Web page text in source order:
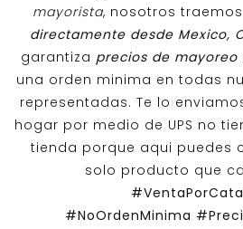
mayorista, nosotros
directamente desde Mexico,
garantiza precios de mayoreo
una orden minima en todas
representadas. Te lo
hogar por medio de UPS no
tienda porque aqui puedes
solo producto que
#NoOrdenMinima